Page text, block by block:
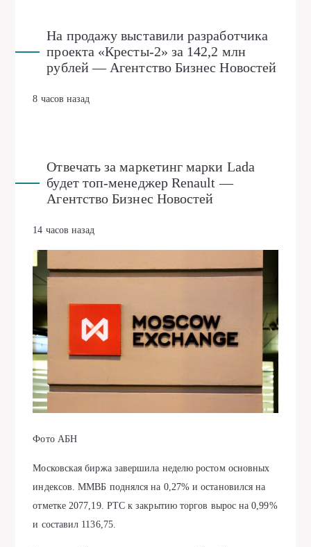
На продажу выставили разработчика
проекта «Кресты-2» за 142,2 млн
рублей — Агентство Бизнес Новостей
8 часов назад
Отвечать за маркетинг марки Lada
будет топ-менеджер Renault —
Агентство Бизнес Новостей
14 часов назад
Фото АБН
Московская биржа завершила неделю ростом основных
индексов. ММВБ поднялся на 0,27% и остановился на
отметке 2077,19. РТС к закрытию торгов вырос на 0,99%
и составил 1136,75.